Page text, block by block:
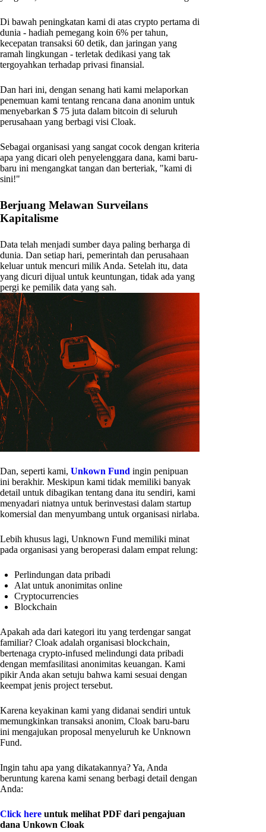
Di bawah peningkatan kami di atas crypto pertama di
dunia - hadiah pemegang koin 6% per tahun,
kecepatan transaksi 60 detik, dan jaringan yang
ramah lingkungan - terletak dedikasi yang tak
tergoyahkan terhadap privasi finansial.
Dan hari ini, dengan senang hati kami melaporkan
penemuan kami tentang rencana dana anonim untuk
menyebarkan $ 75 juta dalam bitcoin di seluruh
perusahaan yang berbagi visi Cloak.
Sebagai organisasi yang sangat cocok dengan kriteria
apa yang dicari oleh penyelenggara dana, kami baru-
baru ini mengangkat tangan dan berteriak, "kami di
sini!"
Berjuang Melawan Surveilans
Kapitalisme
Data telah menjadi sumber daya paling berharga di
dunia. Dan setiap hari, pemerintah dan perusahaan
keluar untuk mencuri milik Anda. Setelah itu, data
yang dicuri dijual untuk keuntungan, tidak ada yang
pergi ke pemilik data yang sah.
Dan, seperti kami, Unkown Fund ingin penipuan
ini berakhir. Meskipun kami tidak memiliki banyak
detail untuk dibagikan tentang dana itu sendiri, kami
menyadari niatnya untuk berinvestasi dalam startup
komersial dan menyumbang untuk organisasi nirlaba.
Lebih khusus lagi, Unknown Fund memiliki minat
pada organisasi yang beroperasi dalam empat relung:
Perlindungan data pribadi
Alat untuk anonimitas online
Cryptocurrencies
Blockchain
Apakah ada dari kategori itu yang terdengar sangat
familiar? Cloak adalah organisasi blockchain,
bertenaga crypto-infused melindungi data pribadi
dengan memfasilitasi anonimitas keuangan. Kami
pikir Anda akan setuju bahwa kami sesuai dengan
keempat jenis project tersebut.
Karena keyakinan kami yang didanai sendiri untuk
memungkinkan transaksi anonim, Cloak baru-baru
ini mengajukan proposal menyeluruh ke Unknown
Fund.
Ingin tahu apa yang dikatakannya? Ya, Anda
beruntung karena kami senang berbagi detail dengan
Anda:
Click here untuk melihat PDF dari pengajuan
dana Unkown Cloak